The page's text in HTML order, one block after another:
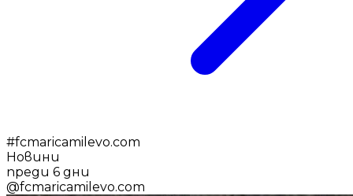
#fcmaricamilevo.com
Новини
преди 6 дни
@fcmaricamilevo.com